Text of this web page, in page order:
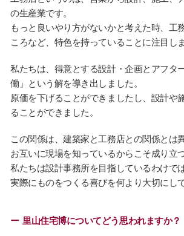
の生産業です。
もっと良いやり方がないかと考えた時、工
ころなど、特色を持っていることに注目し
私たちは、得意とする設計・企画とアフタ
働」という解を導き出しました。
原価を下げることができましたし、設計や
ることができました。
この関係は、建築家と工務店との関係とは
お互いに現場を知っているからこそ成り立
私たちは設計事務所を目指しているわけで
実際にものをつくる喜びを何より大切にし
里山住宅博についてどう思われますか？